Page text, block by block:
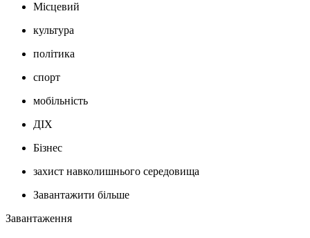
Місцевий
культура
політика
спорт
мобільність
ДІХ
Бізнес
захист навколишнього середовища
Завантажити більше
Завантаження